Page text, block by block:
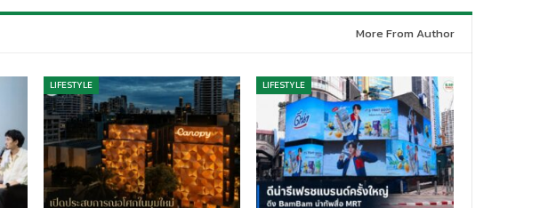
More From Author
LIFESTYLE LIFESTYLE